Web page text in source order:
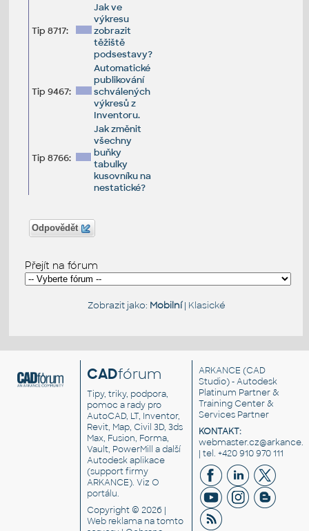
Tip 8717:
Jak ve
výkresu
zobrazit
těžiště
podsestavy?
Tip 9467:
Automatické
publikování
schválených
výkresů z
Inventoru.
Tip 8766:
Jak změnit
všechny
buňky
tabulky
kusovníku na
nestatické?
Odpovědět
Přejít na fórum
Zobrazit jako: Mobilní| Klasické
CADfórum
Tipy, triky, podpora,
pomoc a rady pro
AutoCAD, LT, Inventor,
Revit, Map, Civil 3D, 3ds
Max, Fusion, Forma,
Vault, PowerMill a další
Autodesk aplikace
(support firmy
ARKANCE). VizO
portálu.
Copyright © 2026 |
Web reklama na tomto
ARKANCE (CAD
Studio) - Autodesk
Platinum Partner &
Training Center &
Services Partner
KONTAKT:
| tel. +420 910 970 111